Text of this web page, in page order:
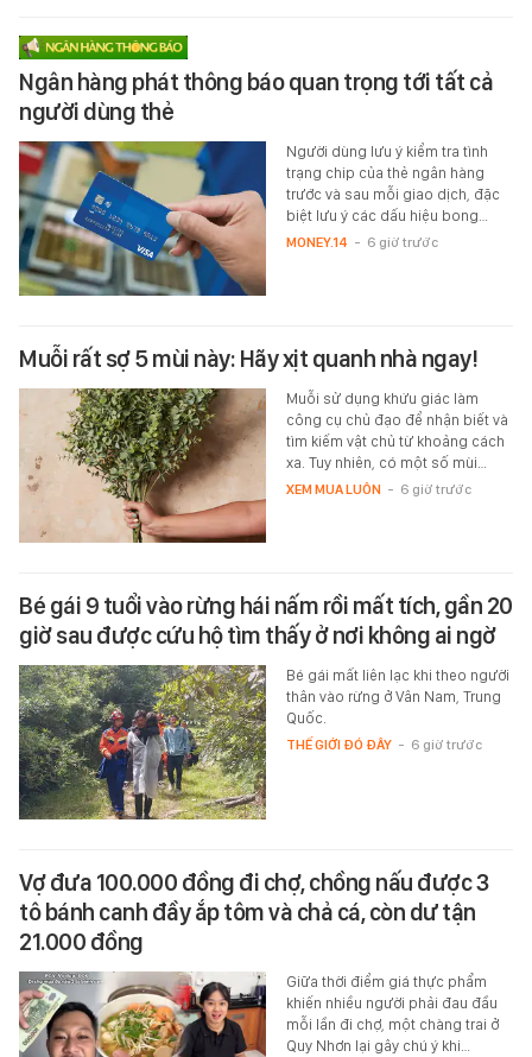
Ngân hàng phát thông báo quan trọng tới tất cả
người dùng thẻ
Người dùng lưu ý kiểm tra tình
trạng chip của thẻ ngân hàng
trước và sau mỗi giao dịch, đặc
biệt lưu ý các dấu hiệu bong…
MONEY.14 - 6 giờ trước
Muỗi rất sợ 5 mùi này: Hãy xịt quanh nhà ngay!
Muỗi sử dụng khứu giác làm
công cụ chủ đạo để nhận biết và
tìm kiếm vật chủ từ khoảng cách
xa. Tuy nhiên, có một số mùi…
XEM MUA LUÔN - 6 giờ trước
Bé gái 9 tuổi vào rừng hái nấm rồi mất tích, gần 20
giờ sau được cứu hộ tìm thấy ở nơi không ai ngờ
Bé gái mất liên lạc khi theo người
thân vào rừng ở Vân Nam, Trung
Quốc.
THẾ GIỚI ĐÓ ĐÂY - 6 giờ trước
Vợ đưa 100.000 đồng đi chợ, chồng nấu được 3
tô bánh canh đầy ắp tôm và chả cá, còn dư tận
21.000 đồng
Giữa thời điểm giá thực phẩm
khiến nhiều người phải đau đầu
mỗi lần đi chợ, một chàng trai ở
Quy Nhơn lại gây chú ý khi…